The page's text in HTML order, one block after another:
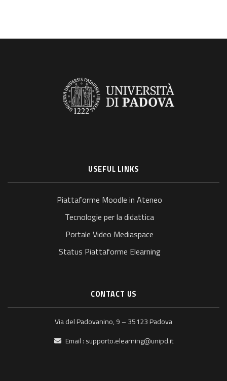
USEFUL LINKS
Piattaforme Moodle in Ateneo
Tecnologie per la didattica
Portale Video Mediaspace
Status Piattaforme Elearning
CONTACT US
Via del Padovanino, 9 – 35123 Padova
Email : supporto.elearning@unipd.it